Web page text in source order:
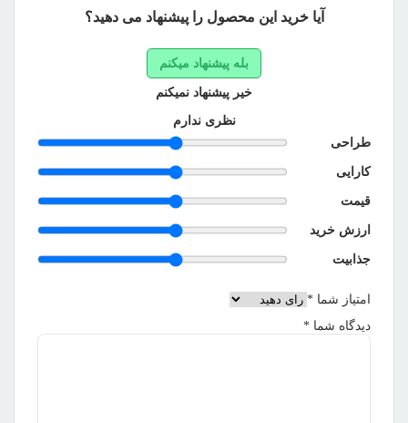
آیا خرید این محصول را پیشنهاد می دهید؟
بله پیشنهاد میکنم
خیر پیشنهاد نمیکنم
نظری ندارم
طراحی
کارایی
قیمت
ارزش خرید
جذابیت
امتیاز شما *
دیدگاه شما *